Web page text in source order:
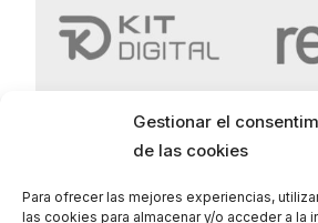
Gestionar el
de las cookies
Para ofrecer las mejores experiencias,
las cookies para almacenar y/o acceder a la